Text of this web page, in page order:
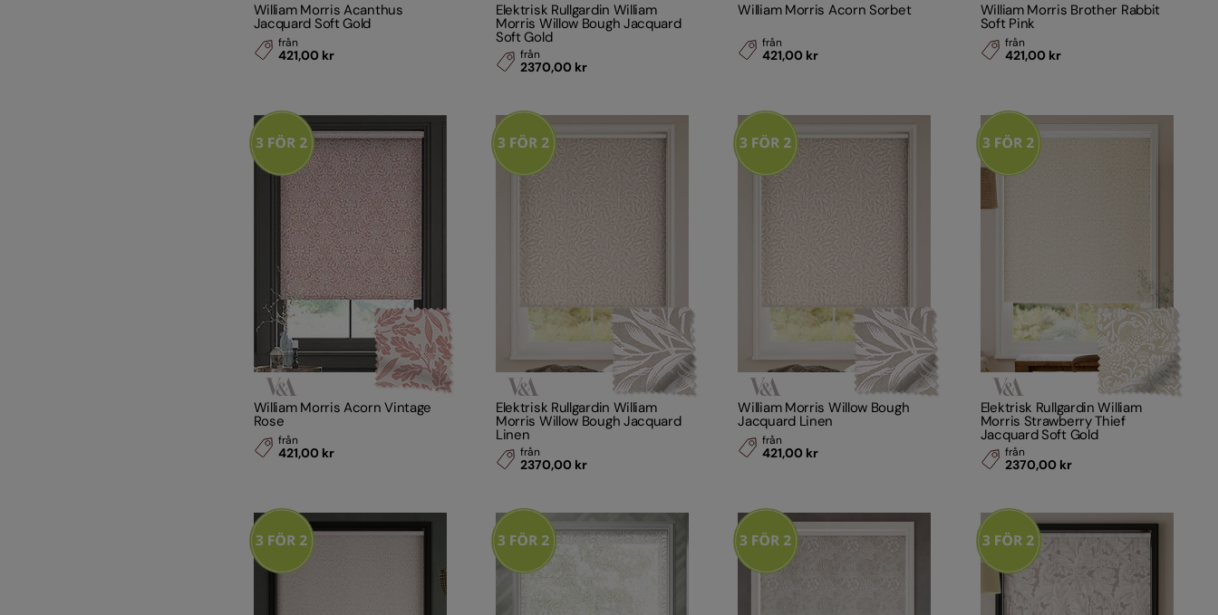
William Morris Acanthus
Jacquard Soft Gold
från
421,00 kr
Elektrisk Rullgardin William
Morris Willow Bough Jacquard
Soft Gold
från
2370,00 kr
William Morris Acorn Sorbet
från
421,00 kr
William Morris Brother Rabbit
Soft Pink
från
421,00 kr
William Morris Acorn Vintage
Rose
från
421,00 kr
Elektrisk Rullgardin William
Morris Willow Bough Jacquard
Linen
från
2370,00 kr
William Morris Willow Bough
Jacquard Linen
från
421,00 kr
Elektrisk Rullgardin William
Morris Strawberry Thief
Jacquard Soft Gold
från
2370,00 kr